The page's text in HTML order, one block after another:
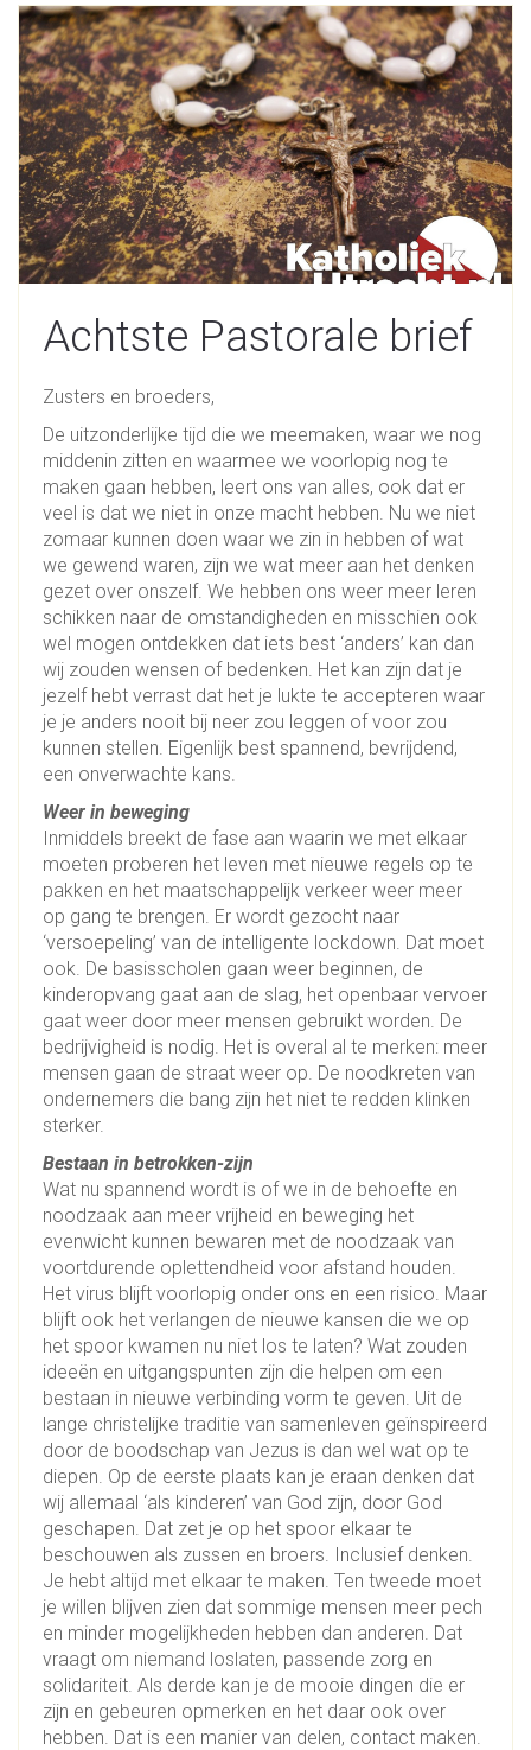
Achtste Pastorale brief
Zusters en broeders,
De uitzonderlijke tijd die we meemaken, waar we nog
middenin zitten en waarmee we voorlopig nog te
maken gaan hebben, leert ons van alles, ook dat er
veel is dat we niet in onze macht hebben. Nu we niet
zomaar kunnen doen waar we zin in hebben of wat
we gewend waren, zijn we wat meer aan het denken
gezet over onszelf. We hebben ons weer meer leren
schikken naar de omstandigheden en misschien ook
wel mogen ontdekken dat iets best ‘anders’ kan dan
wij zouden wensen of bedenken. Het kan zijn dat je
jezelf hebt verrast dat het je lukte te accepteren waar
je je anders nooit bij neer zou leggen of voor zou
kunnen stellen. Eigenlijk best spannend, bevrijdend,
een onverwachte kans.
Weer in beweging
Inmiddels breekt de fase aan waarin we met elkaar
moeten proberen het leven met nieuwe regels op te
pakken en het maatschappelijk verkeer weer meer
op gang te brengen. Er wordt gezocht naar
‘versoepeling’ van de intelligente lockdown. Dat moet
ook. De basisscholen gaan weer beginnen, de
kinderopvang gaat aan de slag, het openbaar vervoer
gaat weer door meer mensen gebruikt worden. De
bedrijvigheid is nodig. Het is overal al te merken: meer
mensen gaan de straat weer op. De noodkreten van
ondernemers die bang zijn het niet te redden klinken
sterker.
Bestaan in betrokken-zijn
Wat nu spannend wordt is of we in de behoefte en
noodzaak aan meer vrijheid en beweging het
evenwicht kunnen bewaren met de noodzaak van
voortdurende oplettendheid voor afstand houden.
Het virus blijft voorlopig onder ons en een risico. Maar
blijft ook het verlangen de nieuwe kansen die we op
het spoor kwamen nu niet los te laten? Wat zouden
ideeën en uitgangspunten zijn die helpen om een
bestaan in nieuwe verbinding vorm te geven. Uit de
lange christelijke traditie van samenleven geïnspireerd
door de boodschap van Jezus is dan wel wat op te
diepen. Op de eerste plaats kan je eraan denken dat
wij allemaal ‘als kinderen’ van God zijn, door God
geschapen. Dat zet je op het spoor elkaar te
beschouwen als zussen en broers. Inclusief denken.
Je hebt altijd met elkaar te maken. Ten tweede moet
je willen blijven zien dat sommige mensen meer pech
en minder mogelijkheden hebben dan anderen. Dat
vraagt om niemand loslaten, passende zorg en
solidariteit. Als derde kan je de mooie dingen die er
zijn en gebeuren opmerken en het daar ook over
hebben. Dat is een manier van delen, contact maken.